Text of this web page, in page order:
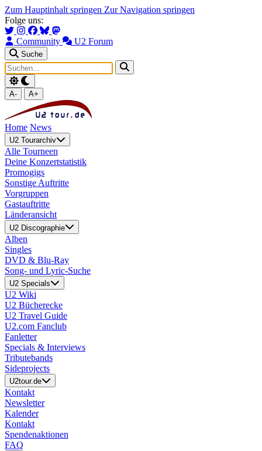
Zum Hauptinhalt springen Zur Navigation springen
Folge uns:
Community U2 Forum
Suche
A- A+
Home News
U2 Tourarchiv
Alle Tourneen
Deine Konzertstatistik
Promogigs
Sonstige Auftritte
Vorgruppen
Gastauftritte
Länderansicht
U2 Discographie
Alben
Singles
DVD & Blu-Ray
Song- und Lyric-Suche
U2 Specials
U2 Wiki
U2 Bücherecke
U2 Travel Guide
U2.com Fanclub
Fanletter
Specials & Interviews
Tributebands
Sideprojects
U2tour.de
Kontakt
Newsletter
Kalender
Kontakt
Spendenaktionen
FAQ